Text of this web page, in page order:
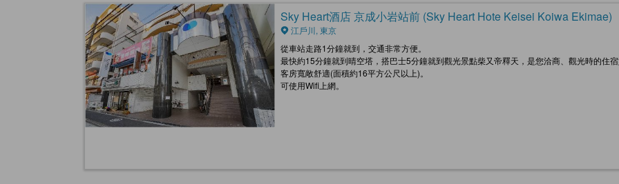
Sky Heart酒店 京成小岩站前 (Sky Heart Hote Keisei Koiwa Ekimae)
江戶川, 東京
從車站走路1分鐘就到，交通非常方便。
最快約15分鐘就到晴空塔，搭巴士5分鐘就到觀光景點柴又帝釋天，是您洽商、觀光時的住
客房寬敞舒適(面積約16平方公尺以上)。
可使用Wifi上網。